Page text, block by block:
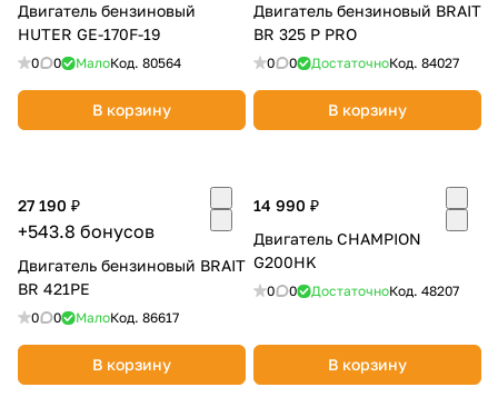
Двигатель бензиновый
HUTER GE-170F-19
0 0 МалоКод. 80564
В корзину
Двигатель бензиновый BRAIT
BR 325 P PRO
0 0 ДостаточноКод. 84027
В корзину
27 190 ₽
+543.8 бонусов
Двигатель бензиновый BRAIT
BR 421PE
0 0 МалоКод. 86617
В корзину
14 990 ₽
Двигатель CHAMPION
G200HK
0 0 ДостаточноКод. 48207
В корзину